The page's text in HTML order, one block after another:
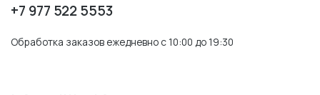
+7 977 522 5553
Обработка заказов ежедневно с 10:00 до 19:30